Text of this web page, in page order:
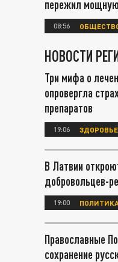
пережил мощную
08:56
НОВОСТИ
Три мифа о
опровергла
препаратов
19:06 ЗДОРОВЬЕ
В Латвии
добровольцев-
19:00 ПОЛИТИКА
Православные
сохранение